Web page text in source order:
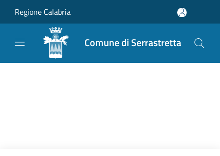
Regione Calabria
Comune di Serrastretta